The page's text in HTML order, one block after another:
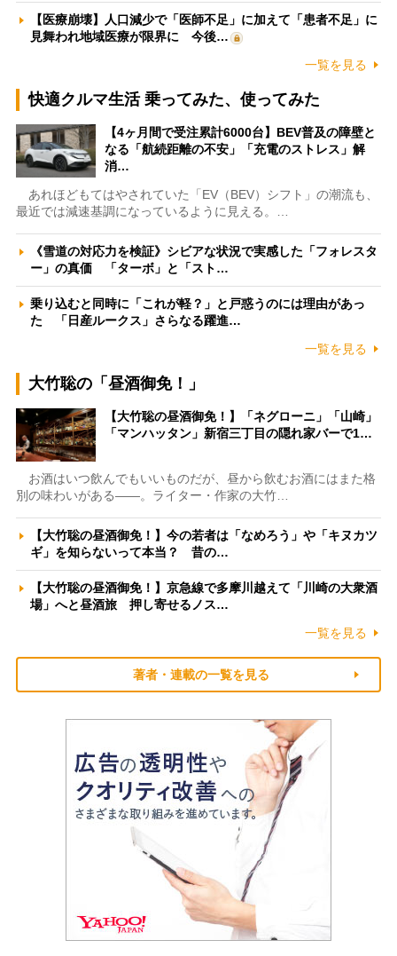
【医療崩壊】人口減少で「医師不足」に加えて「患者不足」に
見舞われ地域医療が限界に 今後…
一覧を見る
快適クルマ生活 乗ってみた、使ってみた
【4ヶ月間で受注累計6000台】BEV普及の障壁と
なる「航続距離の不安」「充電のストレス」解
消…
あれほどもてはやされていた「EV（BEV）シフト」の潮流も、
最近では減速基調になっているように見える。…
《雪道の対応力を検証》シビアな状況で実感した「フォレスタ
ー」の真価 「ターボ」と「スト…
乗り込むと同時に「これが軽？」と戸惑うのには理由があっ
た 「日産ルークス」さらなる躍進…
一覧を見る
大竹聡の「昼酒御免！」
【大竹聡の昼酒御免！】「ネグローニ」「山崎」
「マンハッタン」新宿三丁目の隠れ家バーで1…
お酒はいつ飲んでもいいものだが、昼から飲むお酒にはまた格
別の味わいがある――。ライター・作家の大竹…
【大竹聡の昼酒御免！】今の若者は「なめろう」や「キヌカツ
ギ」を知らないって本当？ 昔の…
【大竹聡の昼酒御免！】京急線で多摩川越えて「川崎の大衆酒
場」へと昼酒旅 押し寄せるノス…
一覧を見る
著者・連載の一覧を見る